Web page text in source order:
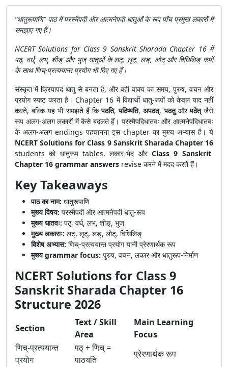
“धातुरूपाणि” पाठ में परस्मैपदी और आत्मनेपदी धातुओं के रूप पाँच प्रमुख लकारों में
समझाए गए हैं।
NCERT Solutions for Class 9 Sanskrit Sharada Chapter 16 में
पठ्, वर्ध्, लभ्, शीङ् और भुज् धातुओं के लट्, लृट्, लङ्, लोट् और विधिलिङ् रूपों
के साथ णिच्-प्रत्ययान्त प्रयोग भी दिए गए हैं।
संस्कृत में क्रियापद धातु से बनता है, और वही वाक्य का समय, पुरुष, वचन और
प्रयोग स्पष्ट करता है। Chapter 16 में विद्यार्थी धातु-रूपों को केवल याद नहीं
करते, बल्कि यह भी समझते हैं किपठति,पठिष्यति,अपठत्,पठतुऔरपठेत्जैसे
रूप अलग-अलग लकारों में कैसे बदलते हैं। परस्मैपदिधातवः और आत्मनेपदिधातवः
के अलग-अलग endings पहचानना इस chapter का मुख्य अभ्यास है। ये
NCERT Solutions for Class 9 Sanskrit Sharada Chapter 16
students को धातुरूप tables, लकार-भेद और Class 9 Sanskrit
Chapter 16 grammar answers revise करने में मदद करते हैं।
Key Takeaways
पाठ का नाम: धातुरूपाणि
मुख्य विषय: परस्मैपदी और आत्मनेपदी धातु-रूप
मुख्य धातवः: पठ्, वर्ध्, लभ्, शीङ्, भुज्
मुख्य लकाराः: लट्, लृट्, लङ्, लोट्, विधिलिङ्
विशेष अभ्यास: णिच्-प्रत्ययान्त प्रयोग यानी प्रेरणार्थक रूप
मुख्य grammar focus: पुरुष, वचन, लकार और धातुरूप-निर्माण
NCERT Solutions for Class 9
Sanskrit Sharada Chapter 16
Structure 2026
Section
Text / Skill
Area
Main Learning
Focus
णिच्-प्रत्ययान्त
प्रयोग
पठ् + णिच् =
पाठयति
प्रेरणार्थक रूप